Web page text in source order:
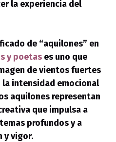
la experiencia del
de “aquilones” en
y poetas es uno que
de vientos fuertes
intensidad emocional
aquilones representan
que impulsa a
profundos y a
y vigor.